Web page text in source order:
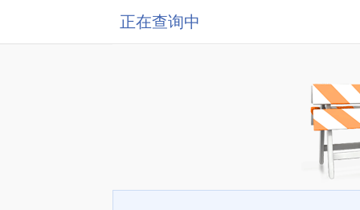
正在查询中